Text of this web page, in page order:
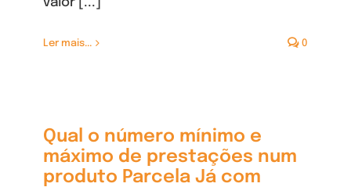
valor [...]
Ler mais... 0
Qual o número mínimo e
máximo de prestações num
produto Parcela Já com